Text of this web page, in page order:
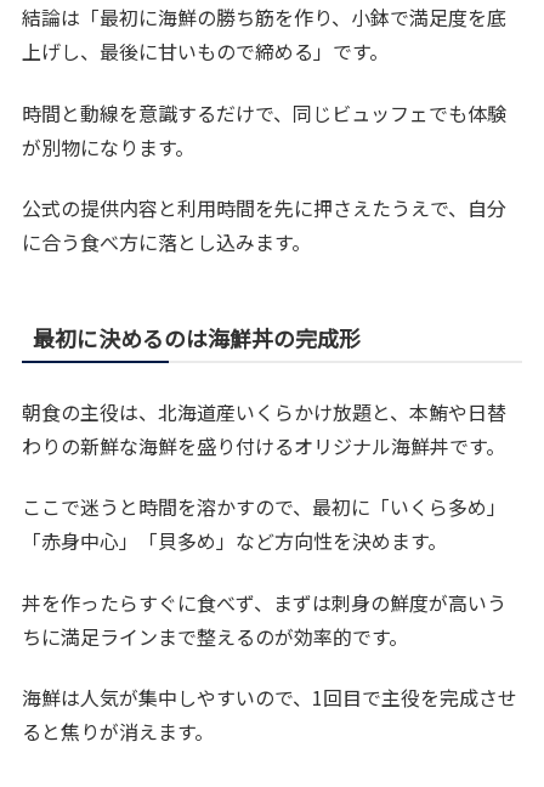
結論は「最初に海鮮の勝ち筋を作り、小鉢で満足度を底
上げし、最後に甘いもので締める」です。
時間と動線を意識するだけで、同じビュッフェでも体験
が別物になります。
公式の提供内容と利用時間を先に押さえたうえで、自分
に合う食べ方に落とし込みます。
最初に決めるのは海鮮丼の完成形
朝食の主役は、北海道産いくらかけ放題と、本鮪や日替
わりの新鮮な海鮮を盛り付けるオリジナル海鮮丼です。
ここで迷うと時間を溶かすので、最初に「いくら多め」
「赤身中心」「貝多め」など方向性を決めます。
丼を作ったらすぐに食べず、まずは刺身の鮮度が高いう
ちに満足ラインまで整えるのが効率的です。
海鮮は人気が集中しやすいので、1回目で主役を完成させ
ると焦りが消えます。